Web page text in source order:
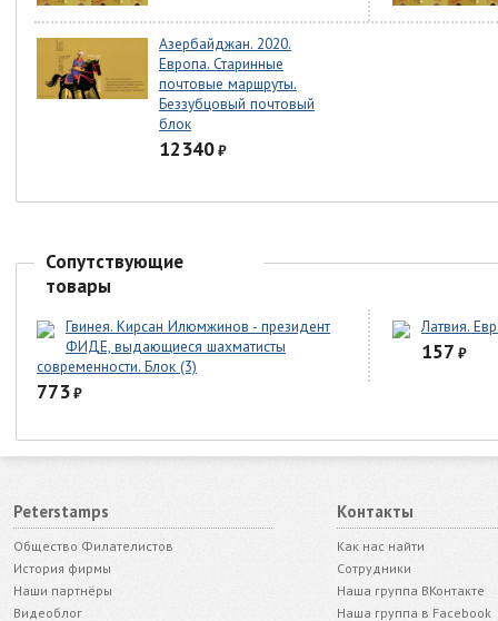
Азербайджан. 2020.
Европа. Старинные
почтовые маршруты.
Беззубцовый почтовый
блок
12340₽
Сопутствующие
товары
Гвинея. Кирсан Илюмжинов - президент
ФИДЕ, выдающиеся шахматисты
современности. Блок (3)
773₽
Латвия.
157 ₽
Peterstamps
Общество Филателистов
История фирмы
Наши партнёры
Видеоблог
Контакты
Как нас найти
Сотрудники
Наша группа ВКонтакте
Наша группа в Facebook